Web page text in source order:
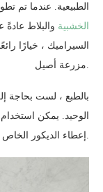
الطبيعية. عندما تم
الخشبية والبلاط
السيراميك ، خيارًا
مزرعة أصيل.
بالطبع ، لست بحاجة
الوحيد. يمكن استخدام
إعطاء الديكور الخاص بك أيضًا إحساسًا راقيًا.